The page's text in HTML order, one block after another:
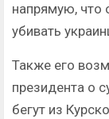
напрямую, что
убивать
Также его
президента о
бегут из